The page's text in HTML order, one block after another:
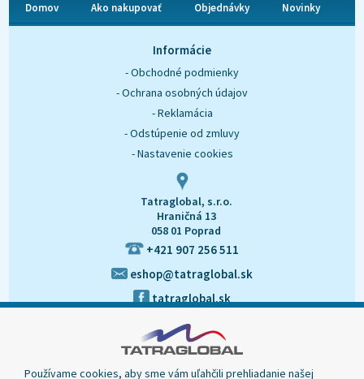
Domov Ako nakupovať Objednávky Novinky
Informácie
- Obchodné podmienky
- Ochrana osobných údajov
- Reklamácia
- Odstúpenie od zmluvy
- Nastavenie cookies
Tatraglobal, s.r.o.
Hraničná 13
058 01 Poprad
+421 907 256 511
eshop@tatraglobal.sk
tatraglobal.sk
Používame cookies, aby sme vám uľahčili prehliadanie našej